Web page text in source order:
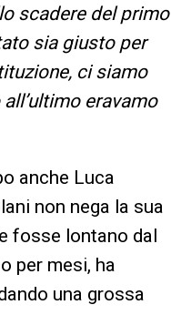
scadere del primo
sia giusto per
ci siamo
eravamo
anche Luca
non nega la sua
fosse lontano dal
per mesi, ha
una grossa